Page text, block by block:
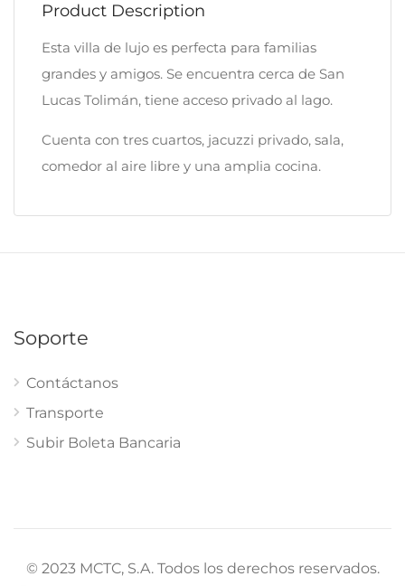
Product Description
Esta villa de lujo es perfecta para familias
grandes y amigos. Se encuentra cerca de San
Lucas Tolimán, tiene acceso privado al lago.
Cuenta con tres cuartos, jacuzzi privado, sala,
comedor al aire libre y una amplia cocina.
Soporte
Contáctanos
Transporte
Subir Boleta Bancaria
© 2023 MCTC, S.A. Todos los derechos reservados.